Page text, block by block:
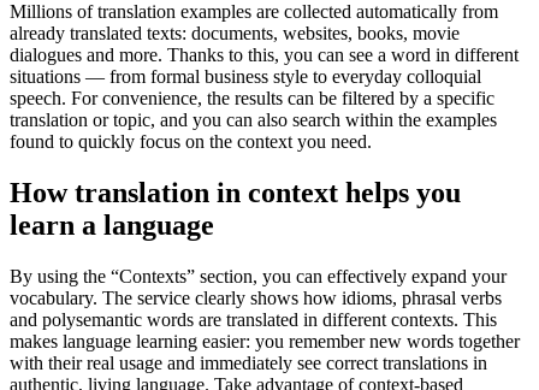
Millions of translation examples are collected automatically from
already translated texts: documents, websites, books, movie
dialogues and more. Thanks to this, you can see a word in different
situations — from formal business style to everyday colloquial
speech. For convenience, the results can be filtered by a specific
translation or topic, and you can also search within the examples
found to quickly focus on the context you need.
How translation in context helps you
learn a language
By using the “Contexts” section, you can effectively expand your
vocabulary. The service clearly shows how idioms, phrasal verbs
and polysemantic words are translated in different contexts. This
makes language learning easier: you remember new words together
with their real usage and immediately see correct translations in
authentic, living language. Take advantage of context-based